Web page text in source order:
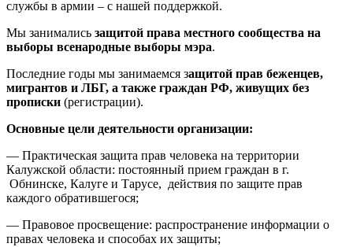
службы в армии – с нашей поддержкой.
Мы занимались защитой права местного сообщества на
выборы всенародные выборы мэра.
Последние годы мы занимаемся защитой прав беженцев,
мигрантов и ЛБГ, а также граждан РФ, живущих без
прописки (регистрации).
Основные цели деятельности организации:
— Практическая защита прав человека на территории
Калужской области: постоянный прием граждан в г.
Обнинске, Калуге и Тарусе, действия по защите прав
каждого обратившегося;
— Правовое просвещение: распространение информации о
правах человека и способах их защиты;